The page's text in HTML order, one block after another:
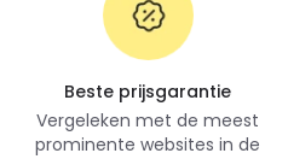
Beste prijsgarantie
Vergeleken met de meest
prominente websites in de